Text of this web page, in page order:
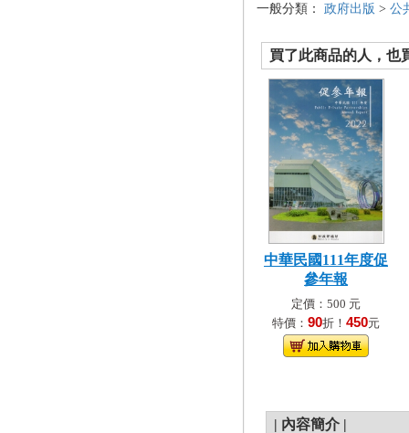
一般分類： 政府出版 > 公
買了此商品的人，也
中華民國111年度促
參年報
定價：500 元
特價： 90折！ 450元
| 內容簡介 |